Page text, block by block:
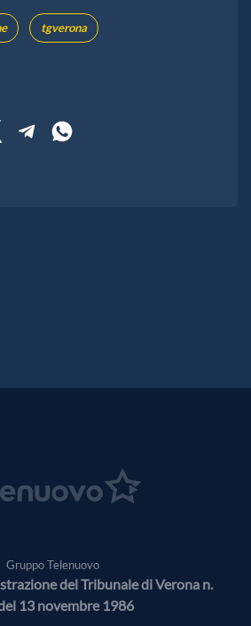
tgverona
Gruppo Telenuovo
del Tribunale di Verona n.
13 novembre 1986